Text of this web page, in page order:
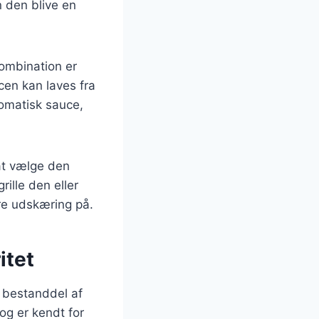
den blive en
er
kan laves fra
sauce,
vælge den
den eller
udskæring på.
bestanddel af
er kendt for